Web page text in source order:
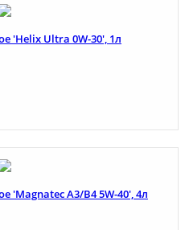
'Helix Ultra 0W-30', 1л
'Magnatec A3/B4 5W-40', 4л